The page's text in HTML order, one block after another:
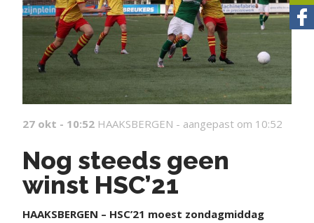
27 okt - 10:52 HAAKSBERGEN - aangepast om 10:52
Nog steeds geen
winst HSC’21
HAAKSBERGEN – HSC’21 moest zondagmiddag